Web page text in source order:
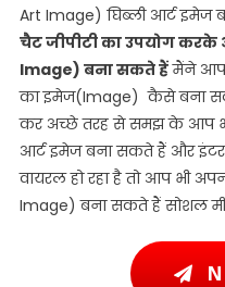
|
आसान
तरीका
AI
Ghibli
स्टाइल फोटो
Art Image) घिब्ली आर्ट
चैट जीपीटी का उपयोग
Image) बना सकते हैंमैंने
का इमेज(Image) कैसे बना
कर अच्छे तरह से समझ के आप
आर्ट इमेज बना सकते हैं और
वायरल हो रहा है तो आप भी
Image) बना सकते हैं सोशल